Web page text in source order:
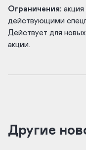
Ограничения:
действующими
Действует для
акции.
Другие